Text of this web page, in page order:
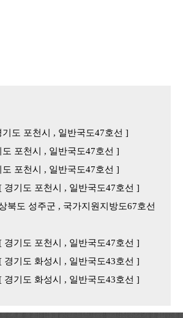
도 포천시 , 일반국도47호선 ]
포천시 , 일반국도47호선 ]
포천시 , 일반국도47호선 ]
경기도 포천시 , 일반국도47호선 ]
북도 성주군 , 국가지원지방도67호선
경기도 포천시 , 일반국도47호선 ]
경기도 화성시 , 일반국도43호선 ]
경기도 화성시 , 일반국도43호선 ]